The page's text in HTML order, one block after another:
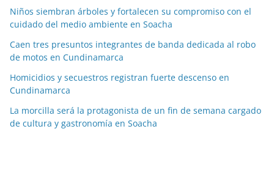
Niños siembran árboles y fortalecen su compromiso con el
cuidado del medio ambiente en Soacha
Caen tres presuntos integrantes de banda dedicada al robo
de motos en Cundinamarca
Homicidios y secuestros registran fuerte descenso en
Cundinamarca
La morcilla será la protagonista de un fin de semana cargado
de cultura y gastronomía en Soacha